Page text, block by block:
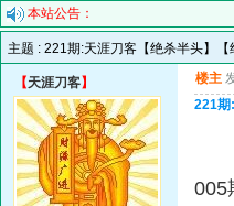
本站公告：
主题 : 221期:天涯刀客【绝杀半头】【
【天涯刀客】 楼主
221期
005